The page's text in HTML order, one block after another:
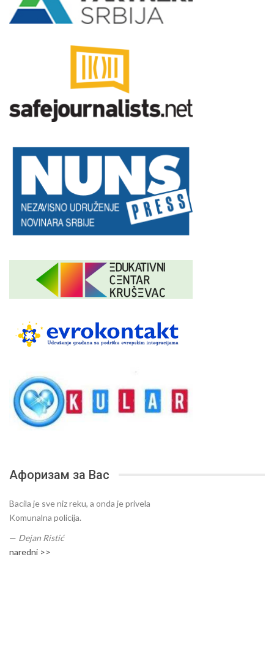
Афоризам за Вас
Bacila je sve niz reku, a onda je privela
Komunalna policija.
— Dejan Ristić
naredni >>